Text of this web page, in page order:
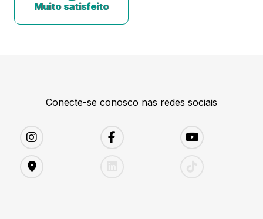
Muito satisfeito
Conecte-se conosco nas redes sociais